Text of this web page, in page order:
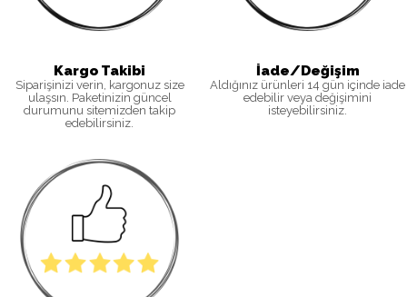
Kargo Takibi
Siparişinizi verin, kargonuz size
ulaşsın. Paketinizin güncel
durumunu sitemizden takip
edebilirsiniz.
İade/Değişim
Aldığınız ürünleri 14 gün içinde iade
edebilir veya değişimini
isteyebilirsiniz.